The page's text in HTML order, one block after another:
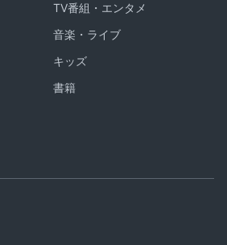
TV番組・エンタメ
音楽・ライブ
キッズ
書籍